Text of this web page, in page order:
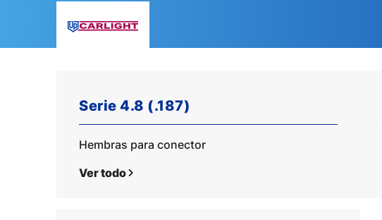
Serie 4.8 (.187)
Hembras para conector
Ver todo